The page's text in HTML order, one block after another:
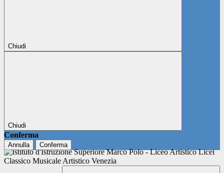
Chiudi
Chiudi
Conferma
Annulla Conferma